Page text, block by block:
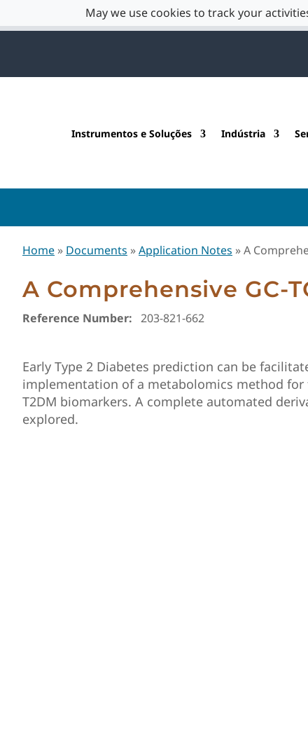
Instrumentos e Soluções Indústria
Home » Documents »Application Notes »A
A Comprehensive GC-
Reference Number: 203-821-662
Early Type 2 Diabetes prediction can be
implementation of a metabolomics method
T2DM biomarkers. A complete automated
explored.
May we use cookies to track your